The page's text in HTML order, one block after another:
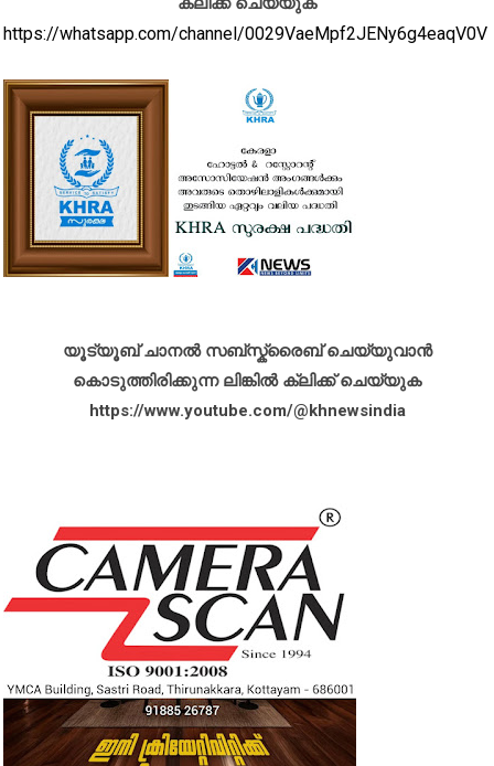
https://whatsapp.com/channel/0029VaeMpf2JENy6g4eaqV0V
യൂട്യൂബ് ചാനൽ സബ്സ്ക്രൈബ് ചെയ്യുവാൻ
കൊടുത്തിരിക്കുന്ന ലിങ്കിൽ ക്ലിക്ക് ചെയ്യുക
https://www.youtube.com/@khnewsindia